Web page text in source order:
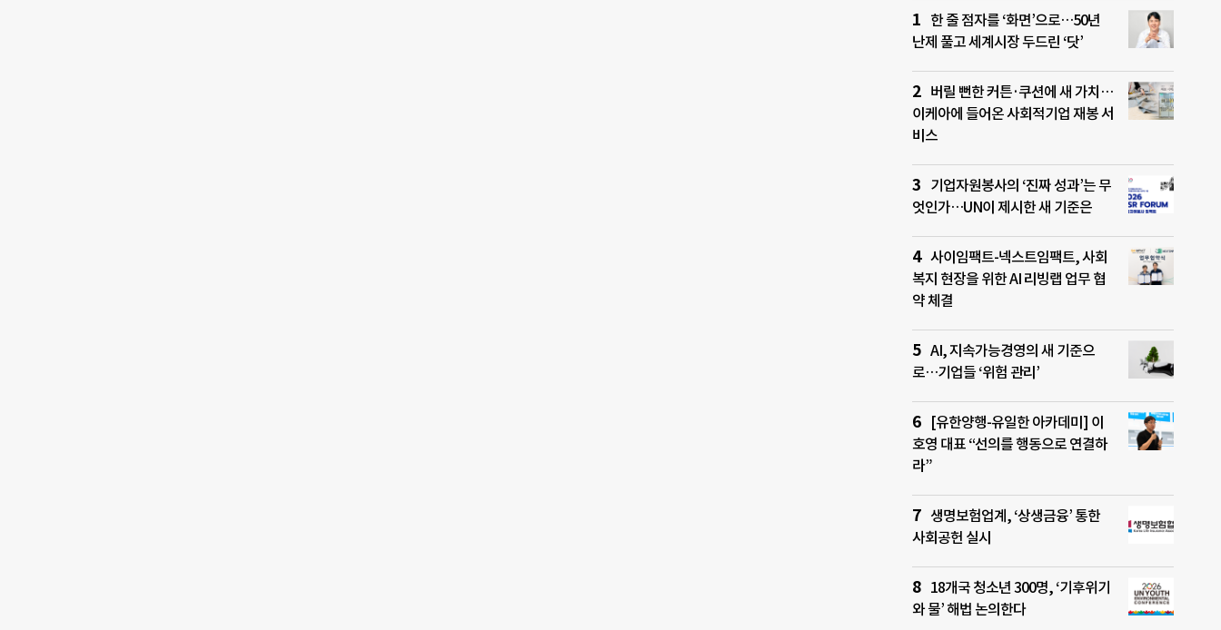
한 줄 점자를 ‘화면’으로…50년
난제 풀고 세계시장 두드린 ‘닷’
버릴 뻔한 커튼·쿠션에 새 가치…
이케아에 들어온 사회적기업 재봉 서
비스
기업자원봉사의 ‘진짜 성과’는 무
엇인가…UN이 제시한 새 기준은
사이임팩트-넥스트임팩트, 사회
복지 현장을 위한 AI 리빙랩 업무 협
약 체결
AI, 지속가능경영의 새 기준으
로…기업들 ‘위험 관리’
[유한양행-유일한 아카데미] 이
호영 대표 “선의를 행동으로 연결하
라”
생명보험업계, ‘상생금융’ 통한
사회공헌 실시
18개국 청소년 300명, ‘기후위기
와 물’ 해법 논의한다